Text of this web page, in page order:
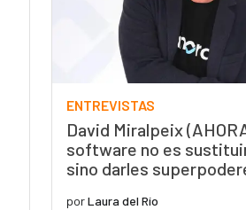
ENTREVISTAS
David Miralpeix
software no es
sino darles
porLaura del Río